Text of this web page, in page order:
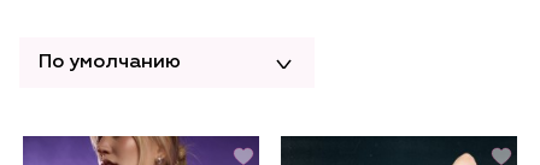
По умолчанию